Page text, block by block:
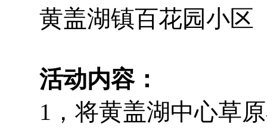
黄盖湖镇百花园小区
活动内容：
1，将黄盖湖中心草